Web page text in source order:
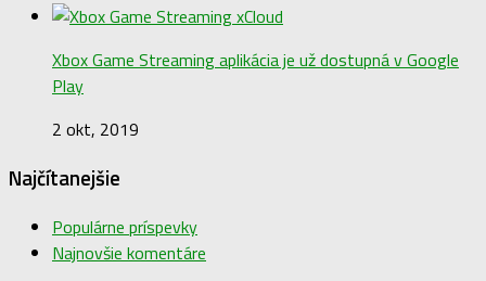
Xbox Game Streaming aplikácia je už dostupná v Google
Play
2 okt, 2019
Najčítanejšie
Populárne príspevky
Najnovšie komentáre